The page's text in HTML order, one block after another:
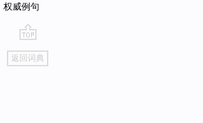
权威例句
go
top
返回词典